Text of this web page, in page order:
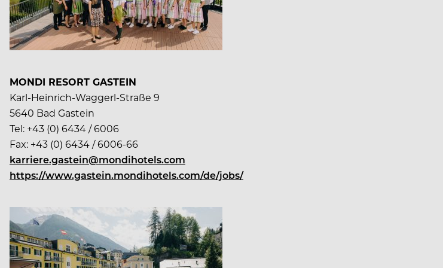
MONDI RESORT GASTEIN
Karl-Heinrich-Waggerl-Straße 9
5640 Bad Gastein
Tel: +43 (0) 6434 / 6006
Fax: +43 (0) 6434 / 6006-66
karriere.gastein@mondihotels.com
https://www.gastein.mondihotels.com/de/jobs/